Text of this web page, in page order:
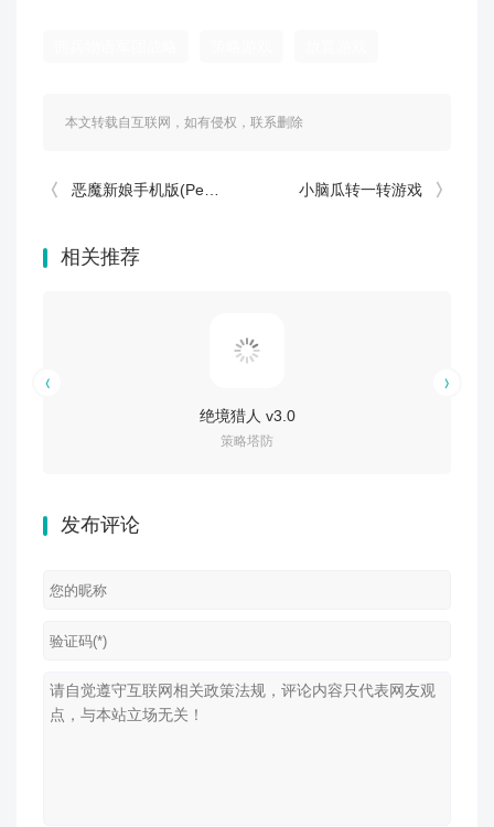
本文转载自互联网，如有侵权，联系删除
恶魔新娘手机版(Pengantin Iblis - The Game) 小脑瓜转一转游戏
相关推荐
绝境猎人 v3.0
策略塔防
发布评论